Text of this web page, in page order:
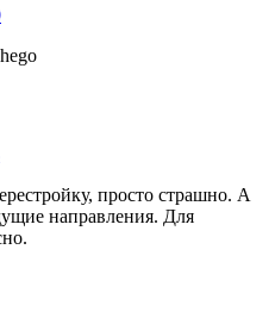
просто страшно. А
направления. Для